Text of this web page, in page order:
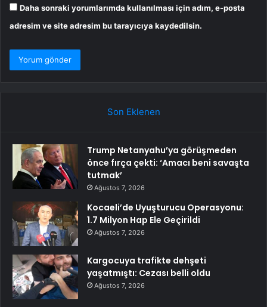
Daha sonraki yorumlarımda kullanılması için adım, e-posta
adresim ve site adresim bu tarayıcıya kaydedilsin.
Son Eklenen
Trump Netanyahu’ya görüşmeden
önce fırça çekti: ‘Amacı beni savaşta
tutmak’
Ağustos 7, 2026
Kocaeli’de Uyuşturucu Operasyonu:
1.7 Milyon Hap Ele Geçirildi
Ağustos 7, 2026
Kargocuya trafikte dehşeti
yaşatmıştı: Cezası belli oldu
Ağustos 7, 2026